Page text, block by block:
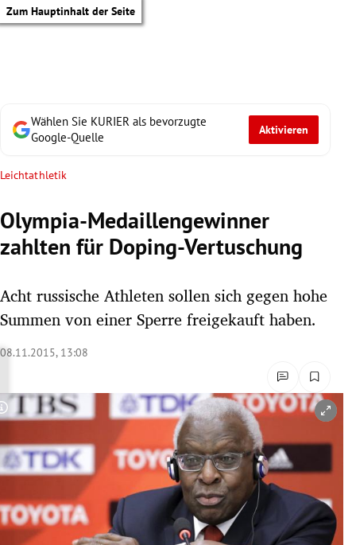
Zum Hauptinhalt der Seite
Untermenü
Untermenü
Untermenü
Wählen Sie KURIER als bevorzugte
Google-Quelle
Aktivieren
Leichtathletik
Olympia-Medaillengewinner
zahlten für Doping-Vertuschung
Acht russische Athleten sollen sich gegen hohe
Summen von einer Sperre freigekauft haben.
08.11.2015, 13:08
Copyright-Hinweis öffnen/schließen